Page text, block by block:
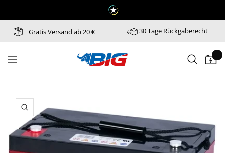
Inhalt
Gratis Versand ab 20 € 30 Tage Rückgaberecht
Navigation
Batterie-
Zoom